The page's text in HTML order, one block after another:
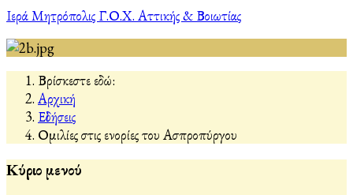
Ιερά Μητρόπολις Γ.Ο.Χ. Αττικής & Βοιωτίας
Βρίσκεστε εδώ:
Αρχική
Εἰδήσεις
Ομιλίες στις ενορίες του Ασπροπύργου
Κύριο μενού